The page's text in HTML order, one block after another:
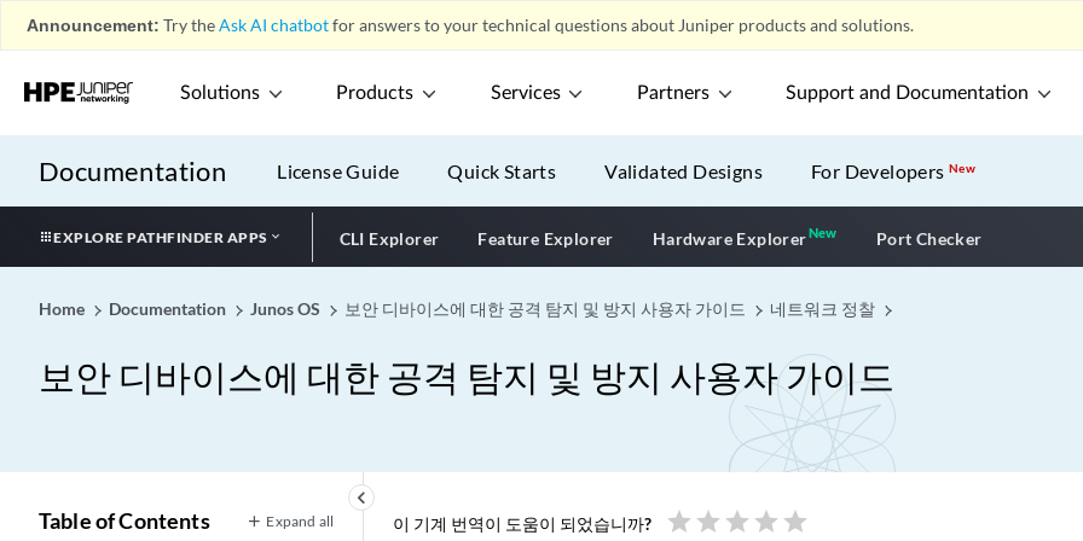
Announcement: Try theAsk AI chatbotfor answers to your technical questions about Juniper products and solutions.
Solutions Products Services Partners Support and Documentation
Documentation License Guide Quick Starts Validated Designs For DevelopersNew
EXPLORE PATHFINDER APPS CLI Explorer Feature Explorer Hardware ExplorerNewNew application
Port Checker
Home Documentation Junos OS 보안 디바이스에 대한 공격 탐지 및 방지 사용자 가이드 네트워크 정찰
보안 디바이스에 대한 공격 탐지 및 방지 사용자 가이드
keyboard_arrow_left
Table of Contents Expand all 이 기계 번역이 도움이 되었습니까? star star star star star